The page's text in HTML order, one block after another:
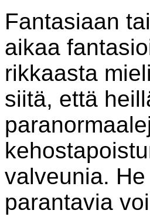
Fantasiaan
aikaa
rikkaasta
siitä, että
valveunia.
parantavia